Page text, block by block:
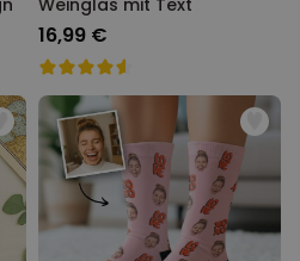
Weinglas mit Text
16,99 €